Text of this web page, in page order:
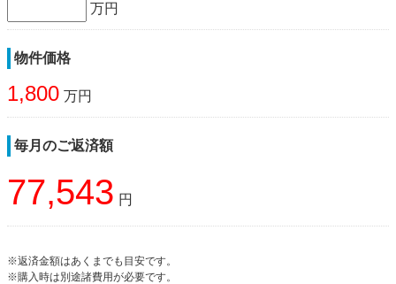
万円
物件価格
1,800 万円
毎月のご返済額
77,543 円
※返済金額はあくまでも目安です。
※購入時は別途諸費用が必要です。